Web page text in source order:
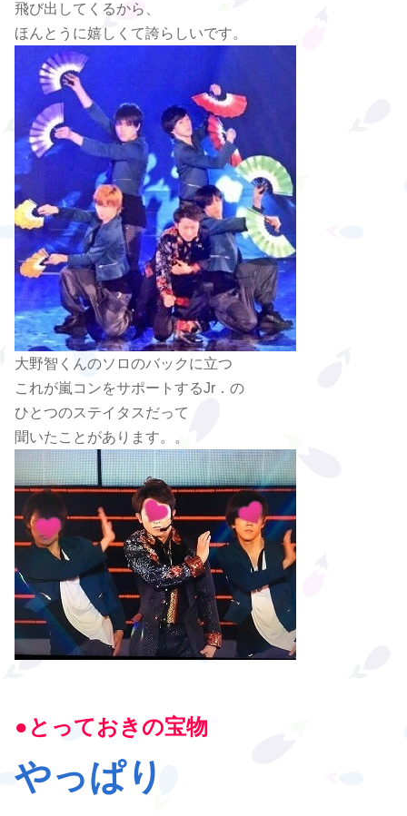
飛び出してくるから、
ほんとうに嬉しくて誇らしいです。
大野智くんのソロのバックに立つ
これが嵐コンをサポートするJr．の
ひとつのステイタスだって
聞いたことがあります。。
●とっておきの宝物
やっぱり